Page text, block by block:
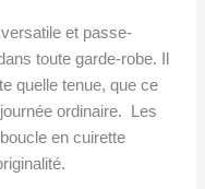
et passe-
toute garde-robe. Il
quelle tenue, que ce
ordinaire. Les
en cuirette